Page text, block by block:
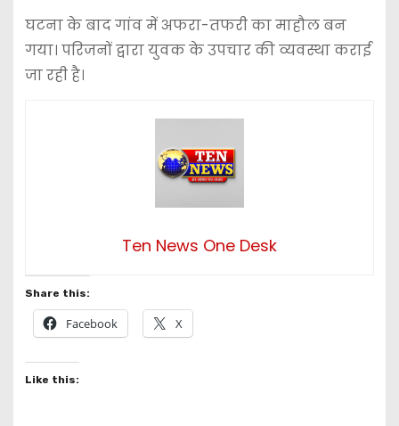
घटना के बाद गांव में अफरा-तफरी का माहौल बन
गया। परिजनों द्वारा युवक के उपचार की व्यवस्था कराई
जा रही है।
Ten News One Desk
Share this:
Facebook X
Like this: